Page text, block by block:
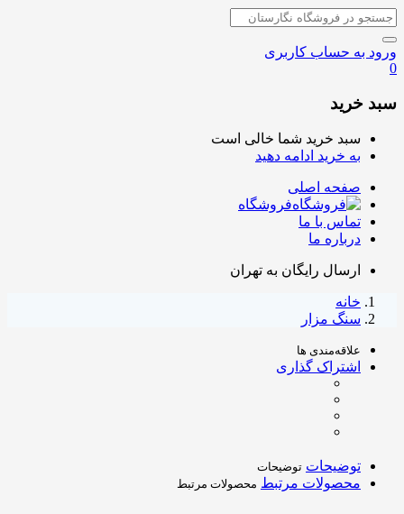
ورود به حساب کاربری
0
سبد خرید
سبد خرید شما خالی است
به خرید ادامه دهید
صفحه اصلی
فروشگاه
تماس با ما
درباره ما
ارسال رایگان به تهران
خانه
سنگ مزار
علاقه‌مندی ها
اشتراک گذاری
توضیحات توضیحات
محصولات مرتبط محصولات مرتبط